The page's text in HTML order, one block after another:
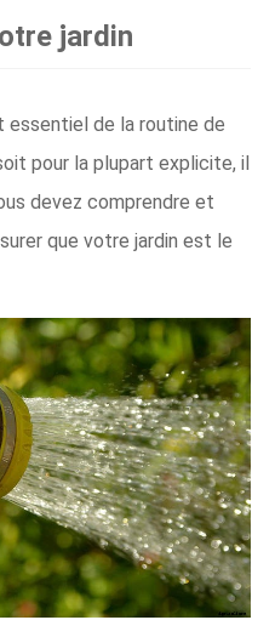
jardin
essentiel de la routine de
pour la plupart explicite, il
devez comprendre et
que votre jardin est le